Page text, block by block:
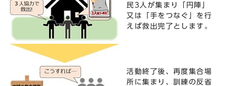
民3人が集まり「円陣」
又は「手をつなぐ」を行
えば救出完了とします。
活動終了後、再度集合場
所に集まり、訓練の反省